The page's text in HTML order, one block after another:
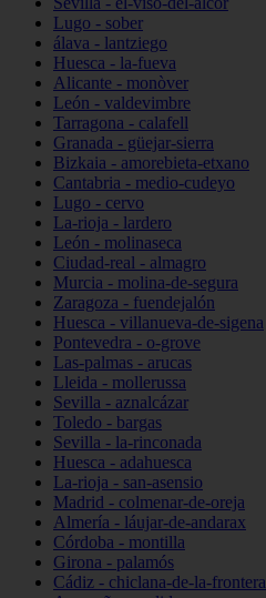
Lugo - sober
álava - lantziego
Huesca - la-fueva
Alicante - monòver
León - valdevimbre
Tarragona - calafell
Granada - güejar-sierra
Bizkaia - amorebieta-etxano
Cantabria - medio-cudeyo
Lugo - cervo
La-rioja - lardero
León - molinaseca
Ciudad-real - almagro
Murcia - molina-de-segura
Zaragoza - fuendejalón
Huesca - villanueva-de-sigena
Pontevedra - o-grove
Las-palmas - arucas
Lleida - mollerussa
Sevilla - aznalcázar
Toledo - bargas
Sevilla - la-rinconada
Huesca - adahuesca
La-rioja - san-asensio
Madrid - colmenar-de-oreja
Almería - láujar-de-andarax
Córdoba - montilla
Girona - palamós
Cádiz - chiclana-de-la-frontera